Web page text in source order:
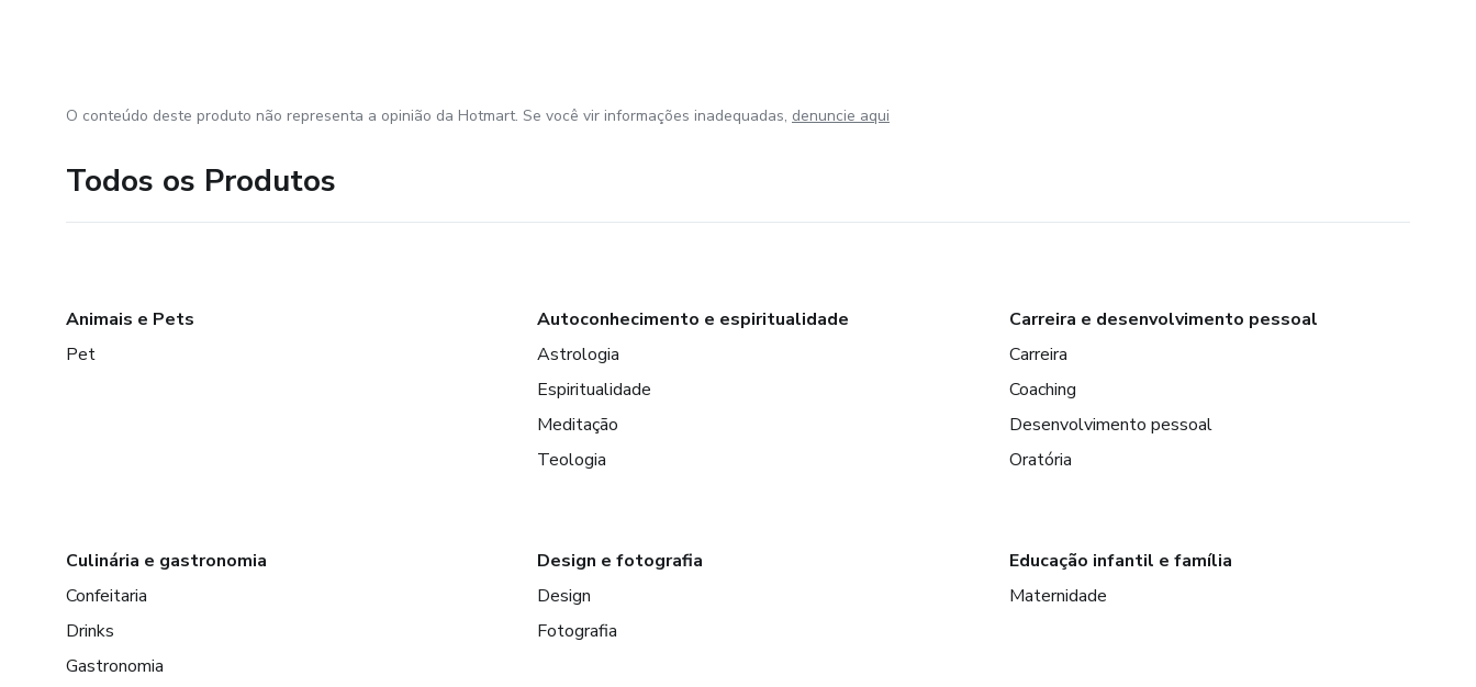
O conteúdo deste produto não representa a opinião da Hotmart. Se você vir informações inadequadas, denuncie aqui
Todos os Produtos
Animais e Pets
Pet
Autoconhecimento e espiritualidade
Astrologia
Espiritualidade
Meditação
Teologia
Carreira e desenvolvimento pessoal
Carreira
Coaching
Desenvolvimento pessoal
Oratória
Culinária e gastronomia
Confeitaria
Drinks
Gastronomia
Design e fotografia
Design
Fotografia
Educação infantil e família
Maternidade